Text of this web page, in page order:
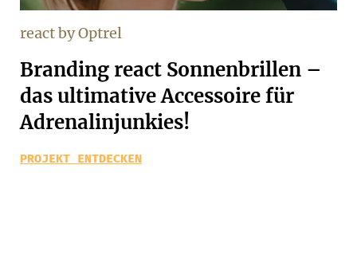
react by Optrel
Branding react Sonnenbrillen –
das ultimative Accessoire für
Adrenalinjunkies!
PROJEKT ENTDECKEN